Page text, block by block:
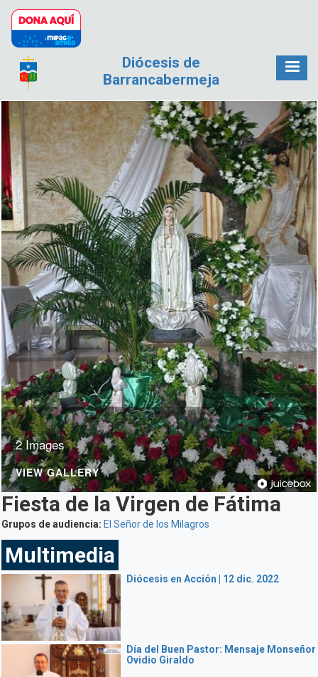
Pasar al contenido principal
Diócesis de
Barrancabermeja
2 Images
VIEW GALLERY
Fiesta de la Virgen de Fátima
Grupos de audiencia: El Señor de los Milagros
Multimedia
Diócesis en Acción | 12 dic. 2022
Día del Buen Pastor: Mensaje Monseñor
Ovidio Giraldo